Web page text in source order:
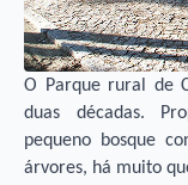
O Parque rural de
duas décadas.
pequeno bosque
árvores, há muito